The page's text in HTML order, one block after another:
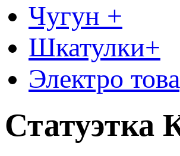
Чугун +
Шкатулки+
Электро
Статуэтка